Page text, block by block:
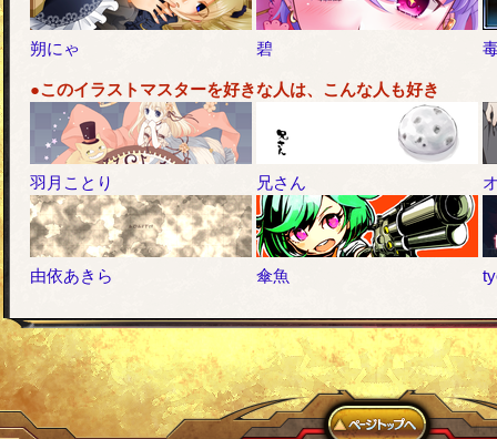
朔にゃ 碧
●このイラストマスターを好きな人は、こんな人も好き
羽月ことり 兄さん
由依あきら 傘魚